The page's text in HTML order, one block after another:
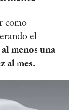
como
el
menos una
al mes.